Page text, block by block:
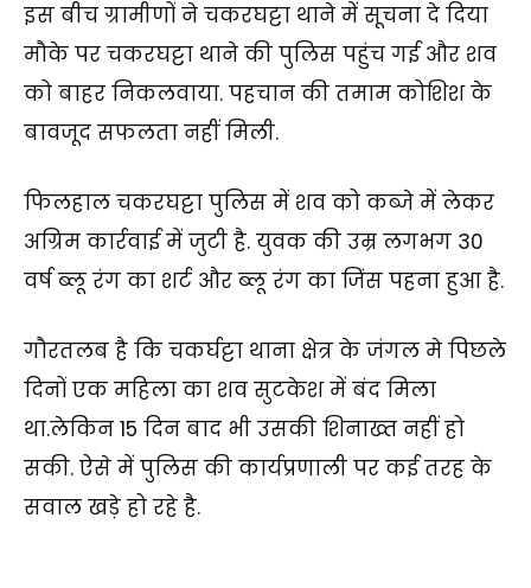
इस बीच ग्रामीणों ने चकरघट्टा थाने में सूचना दे दिया
मौके पर चकरघट्टा थाने की पुलिस पहुंच गई और शव
को बाहर निकलवाया. पहचान की तमाम कोशिश के
बावजूद सफलता नहीं मिली.
फिलहाल चकरघट्टा पुलिस में शव को कब्जे में लेकर
अग्रिम कार्रवाई में जुटी है. युवक की उम्र लगभग 30
वर्ष ब्लू रंग का शर्ट और ब्लू रंग का जिंस पहना हुआ है.
गौरतलब है कि चकर्घट्टा थाना क्षेत्र के जंगल मे पिछले
दिनों एक महिला का शव सुटकेश में बंद मिला
था.लेकिन 15 दिन बाद भी उसकी शिनाख्त नहीं हो
सकी. ऐसे में पुलिस की कार्यप्रणाली पर कई तरह के
सवाल खड़े हो रहे है.